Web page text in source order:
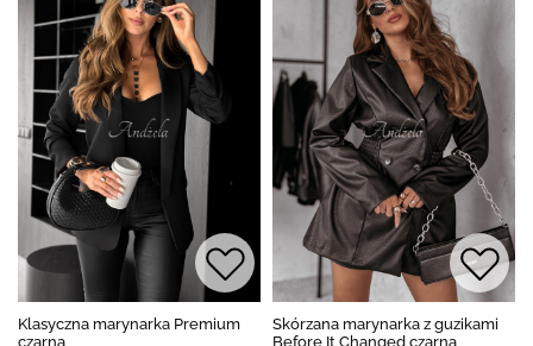
Klasyczna marynarka Premium
czarna
Skórzana marynarka z guzikami
Before It Changed czarna